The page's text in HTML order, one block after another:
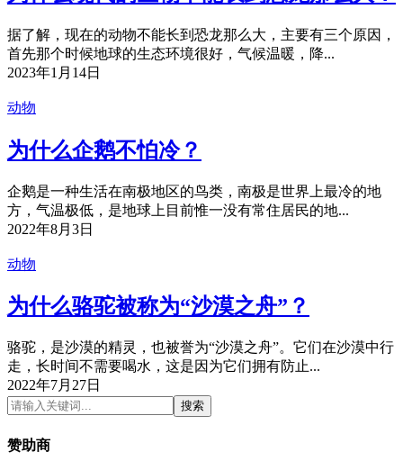
据了解，现在的动物不能长到恐龙那么大，主要有三个原因，
首先那个时候地球的生态环境很好，气候温暖，降...
2023年1月14日
动物
为什么企鹅不怕冷？
企鹅是一种生活在南极地区的鸟类，南极是世界上最冷的地
方，气温极低，是地球上目前惟一没有常住居民的地...
2022年8月3日
动物
为什么骆驼被称为“沙漠之舟”？
骆驼，是沙漠的精灵，也被誉为“沙漠之舟”。它们在沙漠中行
走，长时间不需要喝水，这是因为它们拥有防止...
2022年7月27日
搜索
赞助商